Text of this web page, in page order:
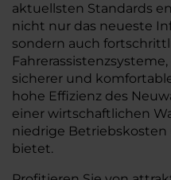
aktuellsten Standards
nicht nur das neueste
sondern auch
sicherer und
hohe Effizienz des
einer wirtschaftlichen
niedrige
bietet.